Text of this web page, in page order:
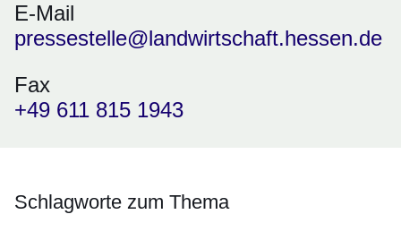
E-Mail
pressestelle@landwirtschaft.hessen.de
Fax
+49 611 815 1943
Schlagworte zum Thema